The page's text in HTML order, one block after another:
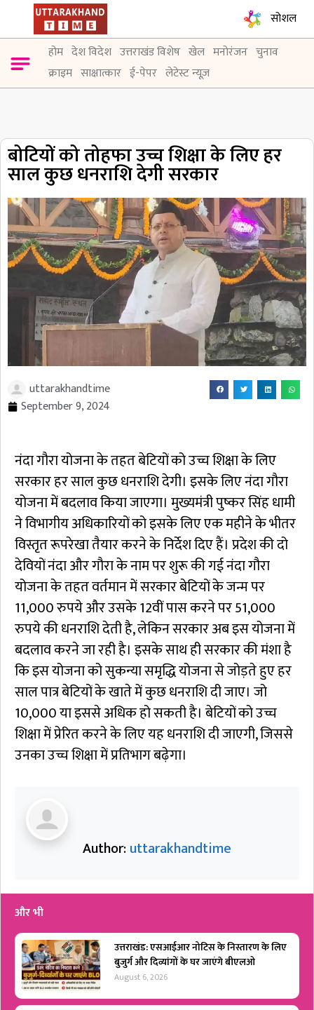
सोशल
होम देश विदेश उत्तराखंड विशेष खेल मनोरंजन चुनाव
क्राइम साक्षात्कार ई-पेपर लेटेस्ट न्यूज़
बोटियों को तोहफा उच्च शिक्षा के लिए हर
साल कुछ धनराशि देगी सरकार
uttarakhandtime
September 9, 2024
नंदा गौरा योजना के तहत बेटियों को उच्च शिक्षा के लिए
सरकार हर साल कुछ धनराशि देगी। इसके लिए नंदा गौरा
योजना में बदलाव किया जाएगा। मुख्यमंत्री पुष्कर सिंह धामी
ने विभागीय अधिकारियों को इसके लिए एक महीने के भीतर
विस्तृत रूपरेखा तैयार करने के निर्देश दिए हैं। प्रदेश की दो
देवियों नंदा और गौरा के नाम पर शुरू की गई नंदा गौरा
योजना के तहत वर्तमान में सरकार बेटियों के जन्म पर
11,000 रुपये और उसके 12वीं पास करने पर 51,000
रुपये की धनराशि देती है, लेकिन सरकार अब इस योजना में
बदलाव करने जा रही है। इसके साथ ही सरकार की मंशा है
कि इस योजना को सुकन्या समृद्धि योजना से जोड़ते हुए हर
साल पात्र बेटियों के खाते में कुछ धनराशि दी जाए। जो
10,000 या इससे अधिक हो सकती है। बेटियों को उच्च
शिक्षा में प्रेरित करने के लिए यह धनराशि दी जाएगी, जिससे
उनका उच्च शिक्षा में प्रतिभाग बढ़ेगा।
Author:uttarakhandtime
और भी
उत्तराखंड: एसआईआर नोटिस के निस्तारण के लिए
बुजुर्ग और दिव्यांगों के घर जाएंगे बीएलओ
August 6, 2026